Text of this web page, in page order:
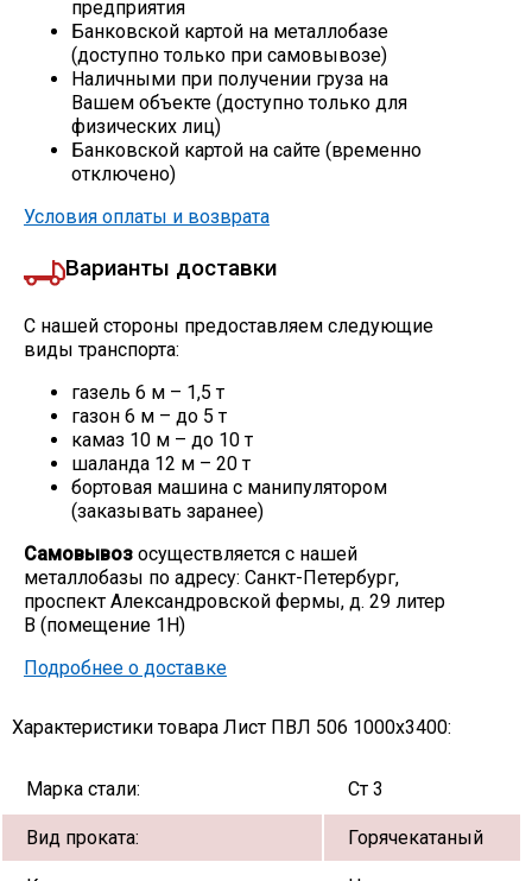
Столбы заборные
Сетка кладочная
Круги абразивные
Скобо-гибочные изделия
Остальное
Нержавейка
Алюминиевый прокат
предприятия
Банковской картой на металлобазе
(доступно только при самовывозе)
Наличными при получении груза на
Вашем объекте (доступно только для
физических лиц)
Банковской картой на сайте (временно
отключено)
Условия оплаты и возврата
Варианты доставки
С нашей стороны предоставляем следующие
виды транспорта:
газель 6 м – 1,5 т
газон 6 м – до 5 т
камаз 10 м – до 10 т
шаланда 12 м – 20 т
бортовая машина с манипулятором
(заказывать заранее)
Самовывоз осуществляется с нашей
металлобазы по адресу: Санкт-Петербург,
проспект Александровской фермы, д. 29 литер
В (помещение 1Н)
Подробнее о доставке
Характеристики товара Лист ПВЛ 506 1000х3400:
Марка стали: Ст 3
Вид проката: Горячекатаный